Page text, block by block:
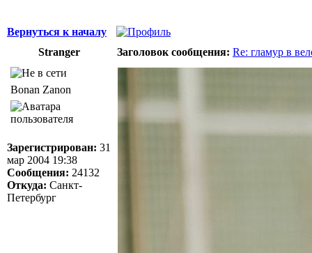
Вернуться к началу
Stranger
Заголовок сообщения: Re: гламур в
Bonan Zanon
Зарегистрирован: 31
мар 2004 19:38
Сообщения: 24132
Откуда: Санкт-
Петербург